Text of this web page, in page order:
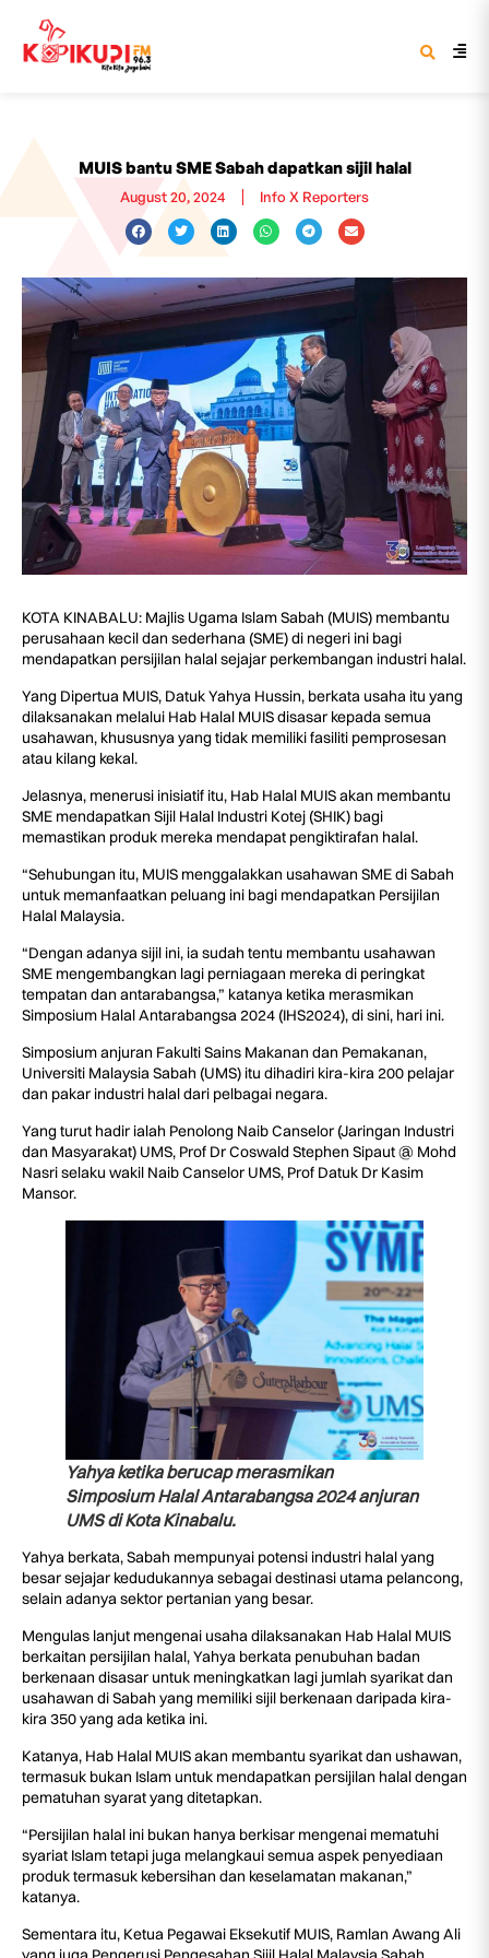
MUIS bantu SME Sabah dapatkan sijil halal
August 20, 2024 Info X Reporters
KOTA KINABALU: Majlis Ugama Islam Sabah (MUIS) membantu
perusahaan kecil dan sederhana (SME) di negeri ini bagi
mendapatkan persijilan halal sejajar perkembangan industri halal.
Yang Dipertua MUIS, Datuk Yahya Hussin, berkata usaha itu yang
dilaksanakan melalui Hab Halal MUIS disasar kepada semua
usahawan, khususnya yang tidak memiliki fasiliti pemprosesan
atau kilang kekal.
Jelasnya, menerusi inisiatif itu, Hab Halal MUIS akan membantu
SME mendapatkan Sijil Halal Industri Kotej (SHIK) bagi
memastikan produk mereka mendapat pengiktirafan halal.
“Sehubungan itu, MUIS menggalakkan usahawan SME di Sabah
untuk memanfaatkan peluang ini bagi mendapatkan Persijilan
Halal Malaysia.
“Dengan adanya sijil ini, ia sudah tentu membantu usahawan
SME mengembangkan lagi perniagaan mereka di peringkat
tempatan dan antarabangsa,” katanya ketika merasmikan
Simposium Halal Antarabangsa 2024 (IHS2024), di sini, hari ini.
Simposium anjuran Fakulti Sains Makanan dan Pemakanan,
Universiti Malaysia Sabah (UMS) itu dihadiri kira-kira 200 pelajar
dan pakar industri halal dari pelbagai negara.
Yang turut hadir ialah Penolong Naib Canselor (Jaringan Industri
dan Masyarakat) UMS, Prof Dr Coswald Stephen Sipaut @ Mohd
Nasri selaku wakil Naib Canselor UMS, Prof Datuk Dr Kasim
Mansor.
Yahya ketika berucap merasmikan
Simposium Halal Antarabangsa 2024 anjuran
UMS di Kota Kinabalu.
Yahya berkata, Sabah mempunyai potensi industri halal yang
besar sejajar kedudukannya sebagai destinasi utama pelancong,
selain adanya sektor pertanian yang besar.
Mengulas lanjut mengenai usaha dilaksanakan Hab Halal MUIS
berkaitan persijilan halal, Yahya berkata penubuhan badan
berkenaan disasar untuk meningkatkan lagi jumlah syarikat dan
usahawan di Sabah yang memiliki sijil berkenaan daripada kira-
kira 350 yang ada ketika ini.
Katanya, Hab Halal MUIS akan membantu syarikat dan ushawan,
termasuk bukan Islam untuk mendapatkan persijilan halal dengan
pematuhan syarat yang ditetapkan.
“Persijilan halal ini bukan hanya berkisar mengenai mematuhi
syariat Islam tetapi juga melangkaui semua aspek penyediaan
produk termasuk kebersihan dan keselamatan makanan,”
katanya.
Sementara itu, Ketua Pegawai Eksekutif MUIS, Ramlan Awang Ali